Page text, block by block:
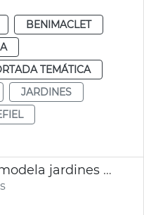
BENIMACLET
TEMÁTICA
JARDINES
Parques y Jardines remodela jardines Aben al-Abbar